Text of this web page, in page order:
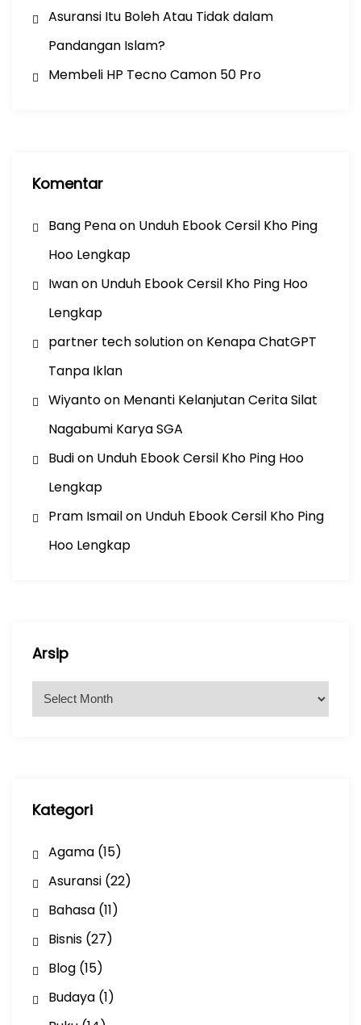
Asuransi Itu Boleh Atau Tidak dalam
Pandangan Islam?
Membeli HP Tecno Camon 50 Pro
Komentar
Bang Penaon Unduh Ebook Cersil Kho Ping
Hoo Lengkap
Iwanon Unduh Ebook Cersil Kho Ping Hoo
Lengkap
partner tech solutionon Kenapa ChatGPT
Tanpa Iklan
Wiyantoon Menanti Kelanjutan Cerita Silat
Nagabumi Karya SGA
Budion Unduh Ebook Cersil Kho Ping Hoo
Lengkap
Pram Ismailon Unduh Ebook Cersil Kho Ping
Hoo Lengkap
Arsip
Kategori
Agama(15)
Asuransi(22)
Bahasa(11)
Bisnis(27)
Blog(15)
Budaya(1)